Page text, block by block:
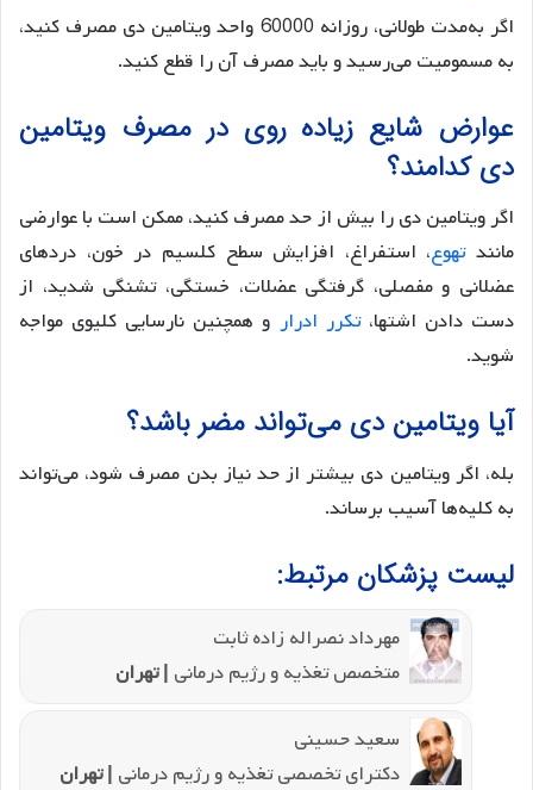
اگر به‌مدت طولانی، روزانه 60000 واحد ویتامین دی مصرف کنید،
به مسمومیت می‌رسید و باید مصرف آن را قطع کنید.
عوارض شایع زیاده روی در مصرف ویتامین
دی کدامند؟
اگر ویتامین دی را بیش از حد مصرف کنید، ممکن است با عوارضی
مانندتهوع، استفراغ، افزایش سطح کلسیم در خون، دردهای
عضلانی و مفصلی، گرفتگی عضلات، خستگی، تشنگی شدید، از
دست دادن اشتها،تکرر ادرار و همچنین نارسایی کلیوی مواجه
شوید.
آیا ویتامین دی می‌تواند مضر باشد؟
بله، اگر ویتامین دی بیشتر از حد نیاز بدن مصرف شود، می‌تواند
به کلیه‌ها آسیب برساند.
لیست پزشکان مرتبط:
مهرداد نصراله زاده ثابت
متخصص تغذیه و رژیم درمانی | تهران
سعید حسینی
دکترای تخصصی تغذیه و رژیم درمانی | تهران